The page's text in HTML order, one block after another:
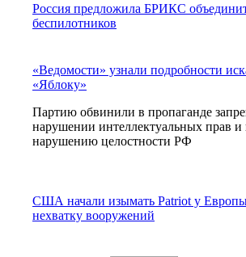
Россия предложила БРИКС
беспилотников
«Ведомости» узнали подробности
«Яблоку»
Партию обвинили в пропаганде
нарушении интеллектуальных прав и
нарушению целостности РФ
США начали изымать Patriot у
нехватку вооружений